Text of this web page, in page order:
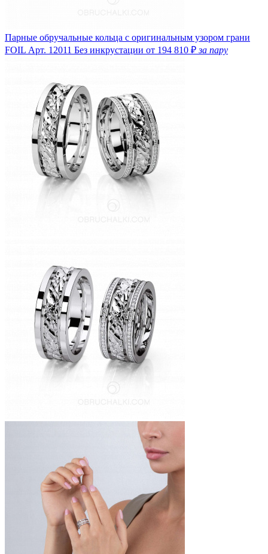
Парные обручальные кольца с оригинальным узором грани
FOIL Арт. 12011 Без инкрустации от 194 810 ₽за пару